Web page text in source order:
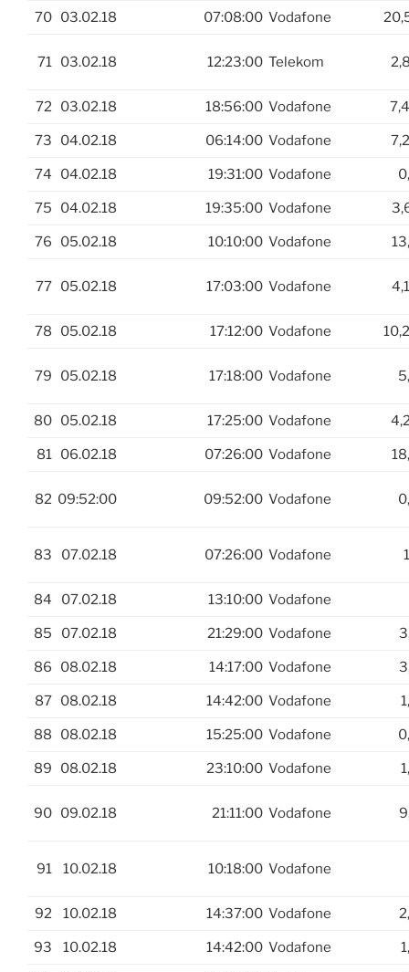
70 03.02.18 07:08:00 Vodafone
71 03.02.18 12:23:00 Telekom
72 03.02.18 18:56:00 Vodafone
73 04.02.18 06:14:00 Vodafone
74 04.02.18 19:31:00 Vodafone
75 04.02.18 19:35:00 Vodafone
76 05.02.18 10:10:00 Vodafone
77 05.02.18 17:03:00 Vodafone
78 05.02.18 17:12:00 Vodafone
79 05.02.18 17:18:00 Vodafone
80 05.02.18 17:25:00 Vodafone
81 06.02.18 07:26:00 Vodafone
82 09:52:00 09:52:00 Vodafone
83 07.02.18 07:26:00 Vodafone
84 07.02.18 13:10:00 Vodafone
85 07.02.18 21:29:00 Vodafone
86 08.02.18 14:17:00 Vodafone
87 08.02.18 14:42:00 Vodafone
88 08.02.18 15:25:00 Vodafone
89 08.02.18 23:10:00 Vodafone
90 09.02.18 21:11:00 Vodafone
91 10.02.18 10:18:00 Vodafone
92 10.02.18 14:37:00 Vodafone
93 10.02.18 14:42:00 Vodafone